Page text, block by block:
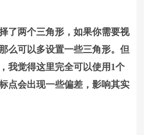
了两个三角形，如果你需要视
么可以多设置一些三角形。但
我觉得这里完全可以使用1个
点会出现一些偏差，影响其实